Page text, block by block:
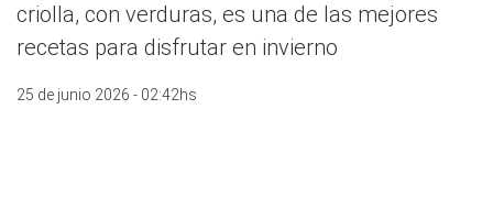
criolla, con verduras, es una de las mejores
recetas para disfrutar en invierno
25 de junio 2026 - 02:42hs